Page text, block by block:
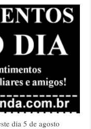
dia 5 de agosto